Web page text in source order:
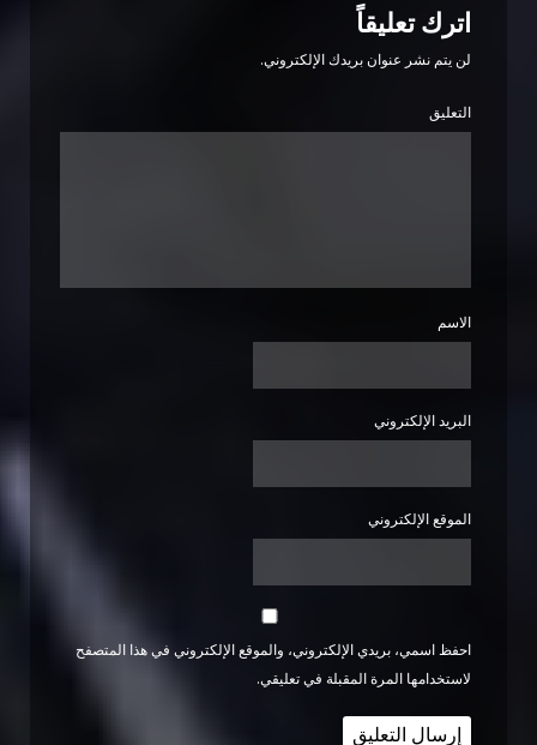
اترك تعليقاً
لن يتم نشر عنوان بريدك الإلكتروني.
التعليق
الاسم
البريد الإلكتروني
الموقع الإلكتروني
احفظ اسمي، بريدي الإلكتروني، والموقع الإلكتروني في هذا المتصفح
لاستخدامها المرة المقبلة في تعليقي.